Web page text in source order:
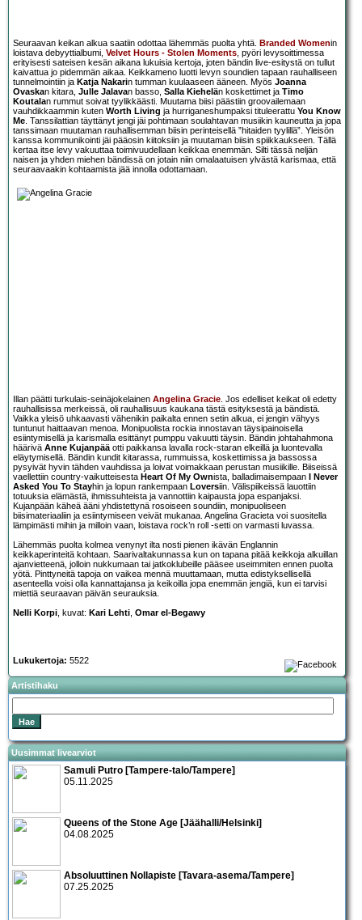
Seuraavan keikan alkua saatiin odottaa lähemmäs puolta yhtä. Branded Womenin
loistava debyyttialbumi, Velvet Hours - Stolen Moments, pyöri levysoittimessa
erityisesti sateisen kesän aikana lukuisia kertoja, joten bändin live-esitystä on tullut
kaivattua jo pidemmän aikaa. Keikkameno luotti levyn soundien tapaan rauhalliseen
tunnelmointiin ja Katja Nakarin tumman kuulaaseen ääneen. Myös Joanna
Ovaskan kitara, Julle Jalavan basso, Salla Kiehelän koskettimet ja Timo
Koutalan rummut soivat tyylikkäästi. Muutama biisi päästiin groovailemaan
vauhdikkaammin kuten Worth Living ja hurriganeshumpaksi tituleerattu You Know
Me. Tanssilattian täyttänyt jengi jäi pohtimaan soulahtavan musiikin kauneutta ja jopa
tanssimaan muutaman rauhallisemman biisin perinteisellä ”hitaiden tyylillä”. Yleisön
kanssa kommunikointi jäi pääosin kiitoksiin ja muutaman biisin spiikkaukseen. Tällä
kertaa itse levy vakuuttaa toimivuudellaan keikkaa enemmän. Silti tässä neljän
naisen ja yhden miehen bändissä on jotain niin omalaatuisen ylvästä karismaa, että
seuraavaakin kohtaamista jää innolla odottamaan.
Illan päätti turkulais-seinäjokelainen Angelina Gracie. Jos edelliset keikat oli edetty
rauhallisissa merkeissä, oli rauhallisuus kaukana tästä esityksestä ja bändistä.
Vaikka yleisö uhkaavasti vähenikin paikalta ennen setin alkua, ei jengin vähyys
tuntunut haittaavan menoa. Monipuolista rockia innostavan täysipainoisella
esiintymisellä ja karismalla esittänyt pumppu vakuutti täysin. Bändin johtahahmona
häärivä Anne Kujanpääotti paikkansa lavalla rock-staran elkeillä ja luontevalla
eläytymisellä. Bändin kundit kitarassa, rummuissa, koskettimissa ja bassossa
pysyivät hyvin tähden vauhdissa ja loivat voimakkaan perustan musiikille. Biiseissä
vaellettiin country-vaikutteisesta Heart Of My Ownista, balladimaisempaan
I Never
Asked You To Stayhin ja lopun rankempaan Loversiin. Välispiikeissä lauottiin
totuuksia elämästä, ihmissuhteista ja vannottiin kaipausta jopa espanjaksi.
Kujanpään käheä ääni yhdistettynä rosoiseen soundiin, monipuoliseen
biisimateriaaliin ja esiintymiseen veivät mukanaa. Angelina Gracieta voi suositella
lämpimästi mihin ja milloin vaan, loistava rock’n roll -setti on varmasti luvassa.
Lähemmäs puolta kolmea venynyt ilta nosti pienen ikävän Englannin
keikkaperinteitä kohtaan. Saarivaltakunnassa kun on tapana pitää keikkoja alkuillan
ajanvietteenä, jolloin nukkumaan tai jatkoklubeille pääsee useimmiten ennen puolta
yötä. Pinttyneitä tapoja on vaikea mennä muuttamaan, mutta edistyksellisellä
asenteella voisi olla kannattajansa ja keikoilla jopa enemmän jengiä, kun ei tarvisi
miettiä seuraavan päivän seurauksia.
Nelli Korpi, kuvat: Kari Lehti, Omar el-Begawy
Lukukertoja: 5522
Artistihaku
Uusimmat livearviot
Samuli Putro [Tampere-talo/Tampere]
05.11.2025
Queens of the Stone Age [Jäähalli/Helsinki]
04.08.2025
Absoluuttinen Nollapiste [Tavara-asema/Tampere]
07.25.2025